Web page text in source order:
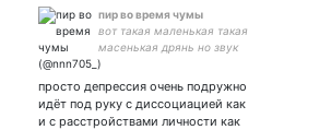
пир во время чумы
вот такая маленькая такая
масенькая дрянь но звук
издаю как иерихонская
просто депрессия очень подружно
идёт под руку с диссоциацией как
и с расстройствами личности как